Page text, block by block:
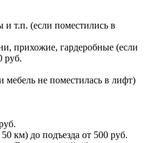
т.п. (если поместились в
прихожие, гардеробные (если
руб.
мебель не поместилась в лифт)
км) до подъезда от 500 руб.